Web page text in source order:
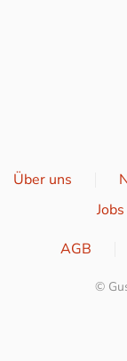
Über uns
Jobs
AGB
©